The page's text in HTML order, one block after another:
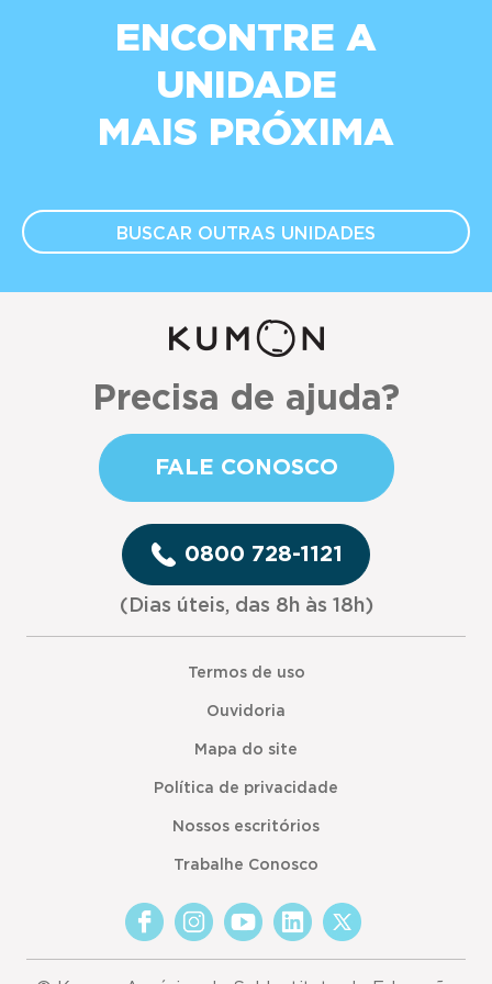
ENCONTRE A
UNIDADE
MAIS PRÓXIMA
BUSCAR OUTRAS UNIDADES
Precisa de ajuda?
FALE CONOSCO
0800 728-1121
(Dias úteis, das 8h às 18h)
Termos de uso
Ouvidoria
Mapa do site
Política de privacidade
Nossos escritórios
Trabalhe Conosco